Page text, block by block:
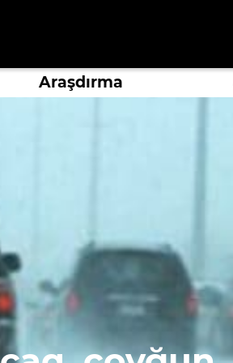
Araşdırma